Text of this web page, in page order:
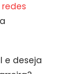
redes
e deseja